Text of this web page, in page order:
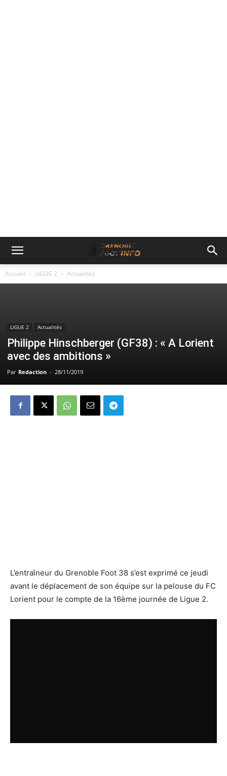
Accueil LIGUE 2 Actualités
LIGUE 2 Actualités
Philippe Hinschberger (GF38) : « A Lorient
avec des ambitions »
Par Redaction - 28/11/2019
L’entraîneur du Grenoble Foot 38 s’est exprimé ce jeudi
avant le déplacement de son équipe sur la pelouse du FC
Lorient pour le compte de la 16ème journée de Ligue 2.